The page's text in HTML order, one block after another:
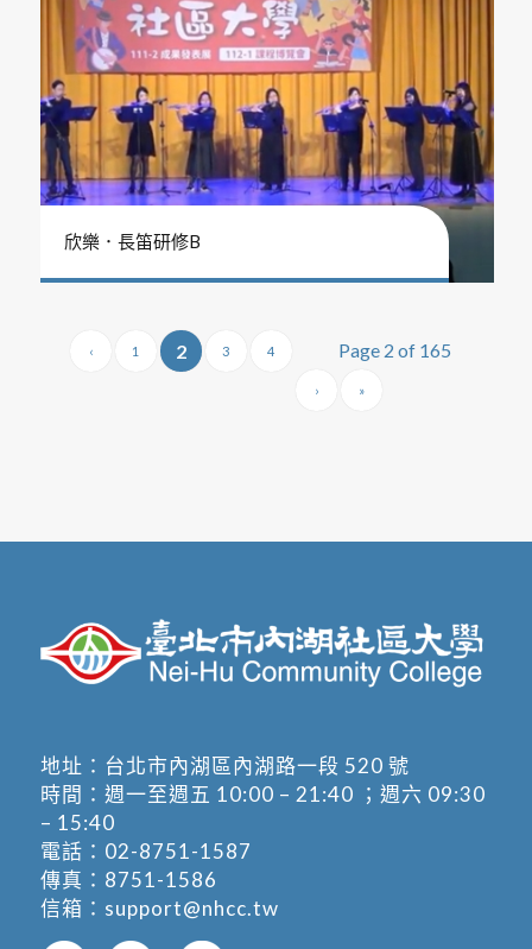
欣樂．長笛研修B
Page 2 of 165
‹ 1 2 3 4
› »
地址： 台北市內湖區內湖路一段 520 號
時間：週一至週五 10:00 – 21:40 ；週六 09:30
– 15:40
電話： 02-8751-1587
傳真：8751-1586
信箱： support@nhcc.tw